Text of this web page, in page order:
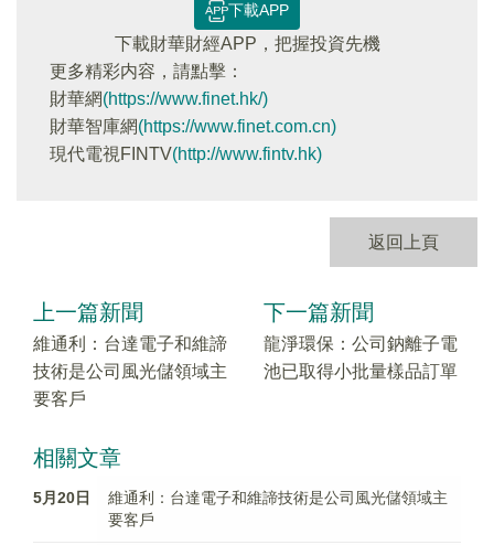
下載APP
下載財華財經APP，把握投資先機
更多精彩内容，請點擊：
財華網(https://www.finet.hk/)
財華智庫網(https://www.finet.com.cn)
現代電視FINTV(http://www.fintv.hk)
返回上頁
上一篇新聞
維通利：台達電子和維諦
技術是公司風光儲領域主
要客戶
下一篇新聞
龍淨環保：公司鈉離子電
池已取得小批量樣品訂單
相關文章
5月20日
維通利：台達電子和維諦技術是公司風光儲領域主
要客戶